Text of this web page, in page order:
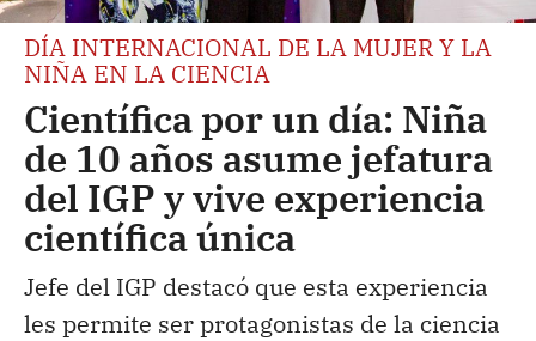
DÍA INTERNACIONAL DE LA MUJER Y LA
NIÑA EN LA CIENCIA
Científica por un día: Niña
de 10 años asume jefatura
del IGP y vive experiencia
científica única
Jefe del IGP destacó que esta experiencia
les permite ser protagonistas de la ciencia